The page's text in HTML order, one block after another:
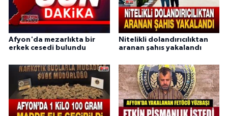
Afyon'da mezarlıkta bir
erkek cesedi bulundu
Nitelikli dolandırıcılıktan
aranan şahıs yakalandı